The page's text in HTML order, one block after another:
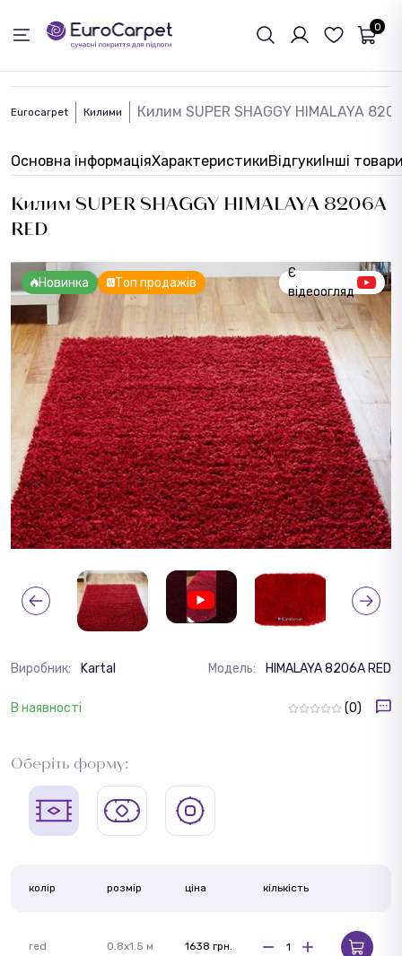
0
Eurocarpet Килими Килим SUPER SHAGGY HIMALAYA
Основна інформаціяХарактеристикиВідгукиІнші
Килим SUPER SHAGGY HIMALAYA 8206A
RED
Новинка Топ продажів
Є
відеоогляд
Виробник: Kartal Модель: HIMALAYA 8206A RED
В наявності (0)
Оберіть форму:
колір розмір ціна кількість
red 0.8х1.5 м 1638 грн.
ЗВОРОТНІЙ ЗВЯЗОК